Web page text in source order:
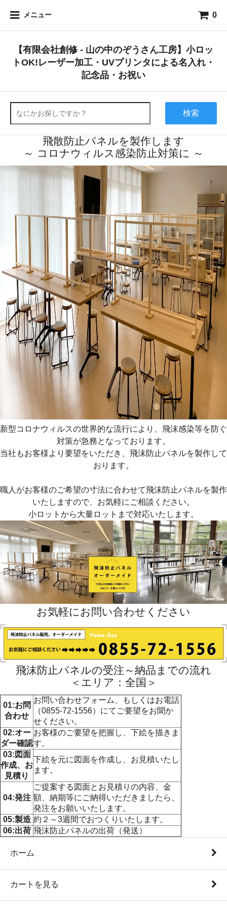
メニュー 0
【有限会社創修 - 山の中のぞうさん工房】小ロッ
トOK!レーザー加工・UVプリンタによる名入れ・
記念品・お祝い
検索
飛散防止パネルを製作します
～ コロナウィルス感染防止対策に ～
新型コロナウィルスの世界的な流行により、飛沫感染等を防ぐ
対策が急務となっております。
当社もお客様より要望をいただき、飛沫防止パネルを製作して
おります。
職人がお客様のご希望の寸法に合わせて飛沫防止パネルを製作
いたしますので、お気軽にご相談ください。
小ロットから大量ロットまで対応いたします。
お気軽にお問い合わせください
飛沫防止パネルの受注～納品までの流れ
＜エリア：全国＞
01:お問
合わせ
お問い合わせフォーム、もしくはお電話
（0855-72-1556）にてご要望をお聞か
せください。
02:オー
ダー確認
お客様のご要望を把握し、下絵を描きま
す。
03:図面
作成、お
見積り
下絵を元に図面を作成し、お見積いたし
ます。
04:発注
ご提案する図面とお見積りの内容、金
額、納期等にご納得いただきましたら、
発注をお願いいたします。
05:製造 約２～3週間でおつくりいたします。
06:出荷 飛沫防止パネルの出荷（発送）
ホーム
カートを見る